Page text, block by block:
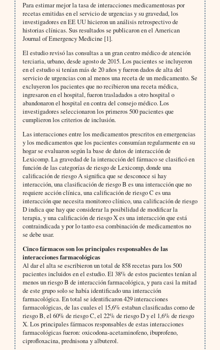
Para estimar mejor la tasa de interacciones medicamentosas por
recetas emitidas en el servicio de urgencias y su gravedad, los
investigadores en EE UU hicieron un análisis retrospectivo de
historias clínicas. Sus resultados se publicaron en el American
Journal of Emergency Medicine [1].
El estudio revisó las consultas a un gran centro médico de atención
terciaria, urbano, desde agosto de 2015. Los pacientes se incluyeron
en el estudio si tenían más de 20 años y fueron dados de alta del
servicio de urgencias con al menos una receta de un medicamento. Se
excluyeron los pacientes que no recibieron una receta médica,
ingresaron en el hospital, fueron trasladados a otro hospital o
abandonaron el hospital en contra del consejo médico. Los
investigadores seleccionaron los primeros 500 pacientes que
cumplieron los criterios de inclusión.
Las interacciones entre los medicamentos prescritos en emergencias
y los medicamentos que los pacientes consumían regularmente en su
hogar se evaluaron según la base de datos de interacción de
Lexicomp. La gravedad de la interacción del fármaco se clasificó en
función de las categorías de riesgo de Lexicomp, donde una
calificación de riesgo A significa que se desconoce si hay
interacción, una clasificación de riesgo B es una interacción que no
requiere acción clínica, una calificación de riesgo C es una
interacción que necesita monitoreo clínico, una calificación de riesgo
D indica que hay que considerar la posibilidad de modificar la
terapia, y una calificación de riesgo X es una interacción que está
contraindicada y por lo tanto esa combinación de medicamentos no
se debe usar.
Cinco fármacos son los principales responsables de las
interacciones farmacológicas
Al dar el alta se escribieron un total de 858 recetas para los 500
pacientes incluidos en el estudio. El 38% de estos pacientes tenían al
menos un riesgo B de interacción farmacológica, y para casi la mitad
de este grupo solo se había identificado una interacción
farmacológica. En total se identificaron 429 interacciones
farmacológicas, de las cuales el 15,6% estaban clasificadas como de
riesgo B, el 60% de riesgo C, el 22% de riesgo D y el 1,6% de riesgo
X. Los principales fármacos responsables de estas interacciones
farmacológicas fueron: oxicodona-acetaminofeno, ibuprofeno,
ciprofloxacina, prednisona y albuterol.